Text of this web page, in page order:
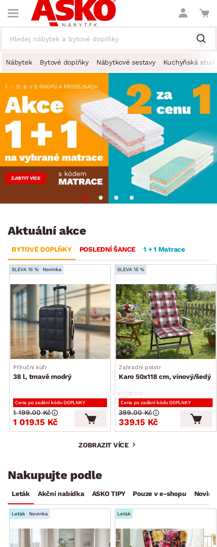
Nábytek Bytové doplňky Nábytkové sestavy Kuchyňská
Aktuální akce
BYTOVÉ DOPLŇKY POSLEDNÍ ŠANCE 1 + 1 Matrace
SLEVA 15 % Novinka
Příruční kufr
38 l, tmavě modrý
Cena po zadání kódu DOPLNKY
1 019.15 Kč
1 199.00 Kč
SLEVA 15 %
Zahradní polstr
Karo 50x118 cm, vínový/šedý
Cena po zadání kódu DOPLNKY
339.15 Kč
399.00 Kč
ZOBRAZIT VÍCE
Nakupujte podle
Leták Akční nabídka ASKO TIPY Pouze v e-shopu
Leták Novinka Leták